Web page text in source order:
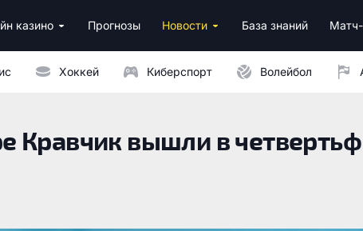
казино Прогнозы Новости База знаний
Хоккей Киберспорт Волейбол
Кравчик вышли в